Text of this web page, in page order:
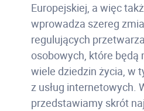
Europejskiej, a więc
wprowadza szereg
regulujących
osobowych, które będą
wiele dziedzin życia, w
z usług internetowych.
przedstawiamy skrót